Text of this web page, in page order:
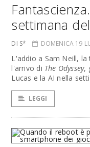
settimana
DI S* DOMENICA 19
L'addio a Sam Neill,
l'arrivo di The Odyssey,
Lucas e la AI nella
LEGGI